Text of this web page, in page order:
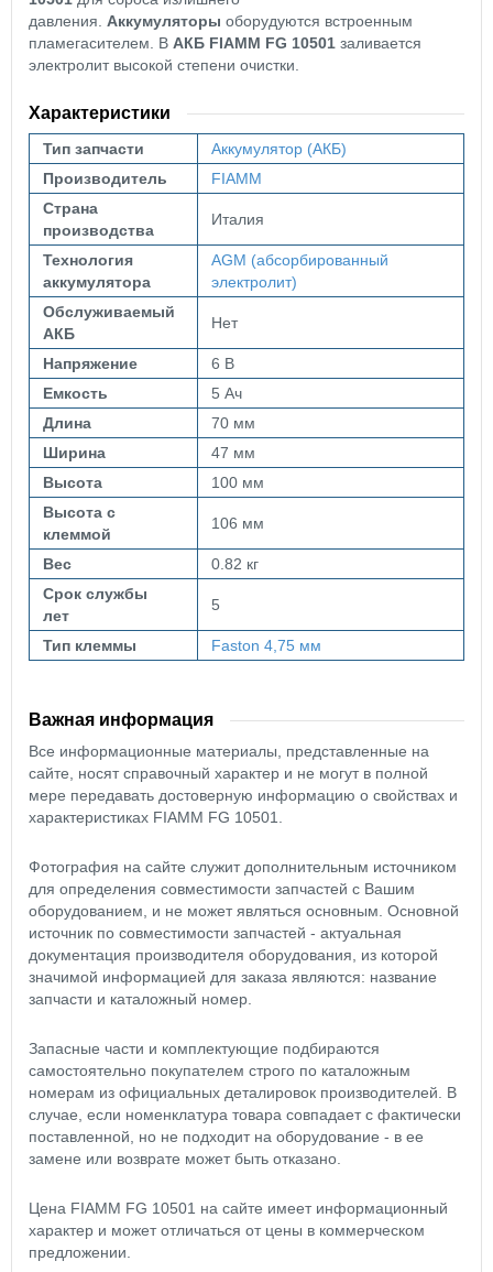
давления. Аккумуляторы оборудуются встроенным
пламегасителем. В АКБ FIAMM FG 10501 заливается
электролит высокой степени очистки.
Характеристики
Тип запчасти
Аккумулятор (АКБ)
Производитель
FIAMM
Страна
производства
Италия
Технология
аккумулятора
AGM (абсорбированный
электролит)
Обслуживаемый
АКБ
Нет
Напряжение
6 В
Емкость
5 Ач
Длина
70 мм
Ширина
47 мм
Высота
100 мм
Высота с
клеммой
106 мм
Вес
0.82 кг
Срок службы
лет
5
Тип клеммы Faston 4,75 мм
Важная информация
Все информационные материалы, представленные на
сайте, носят справочный характер и не могут в полной
мере передавать достоверную информацию о свойствах и
характеристиках FIAMM FG 10501.
Фотография на сайте служит дополнительным источником
для определения совместимости запчастей с Вашим
оборудованием, и не может являться основным. Основной
источник по совместимости запчастей - актуальная
документация производителя оборудования, из которой
значимой информацией для заказа являются: название
запчасти и каталожный номер.
Запасные части и комплектующие подбираются
самостоятельно покупателем строго по каталожным
номерам из официальных деталировок производителей. В
случае, если номенклатура товара совпадает с фактически
поставленной, но не подходит на оборудование - в ее
замене или возврате может быть отказано.
Цена FIAMM FG 10501 на сайте имеет информационный
характер и может отличаться от цены в коммерческом
предложении.